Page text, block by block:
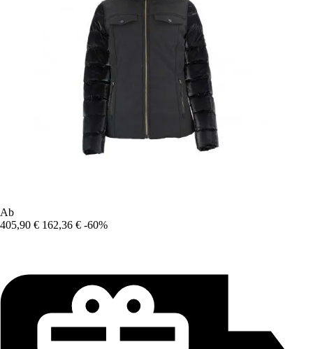
Ab
405,90 € 162,36 € -60%